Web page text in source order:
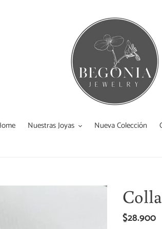
Nuestras Joyas Nueva Colección
Precio
$28.900